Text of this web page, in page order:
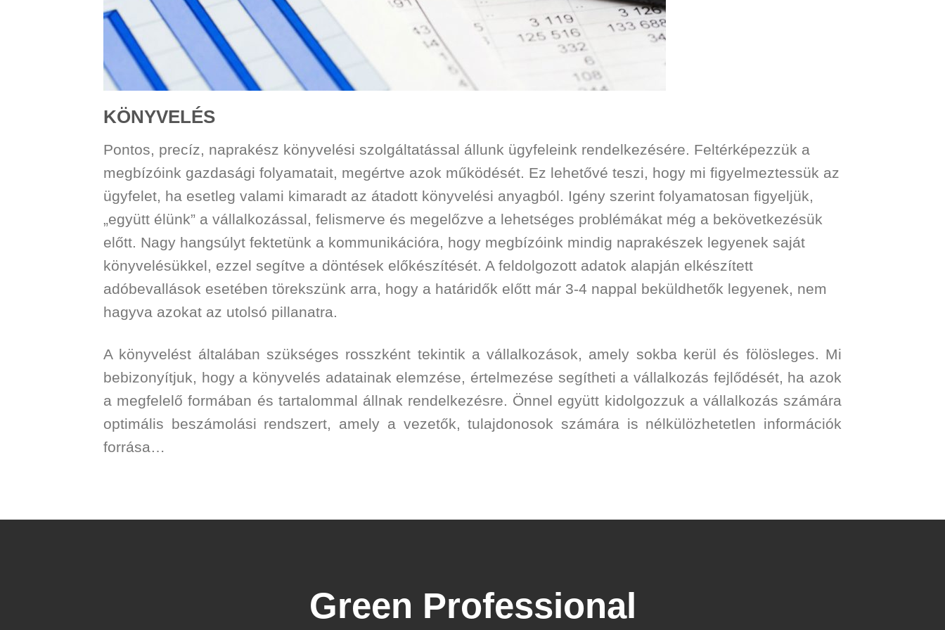
KÖNYVELÉS
Pontos, precíz, naprakész könyvelési szolgáltatással állunk ügyfeleink rendelkezésére. Feltérképezzük a
megbízóink gazdasági folyamatait, megértve azok működését. Ez lehetővé teszi, hogy mi figyelmeztessük az
ügyfelet, ha esetleg valami kimaradt az átadott könyvelési anyagból. Igény szerint folyamatosan figyeljük,
„együtt élünk” a vállalkozással, felismerve és megelőzve a lehetséges problémákat még a bekövetkezésük
előtt. Nagy hangsúlyt fektetünk a kommunikációra, hogy megbízóink mindig naprakészek legyenek saját
könyvelésükkel, ezzel segítve a döntések előkészítését. A feldolgozott adatok alapján elkészített
adóbevallások esetében törekszünk arra, hogy a határidők előtt már 3-4 nappal beküldhetők legyenek, nem
hagyva azokat az utolsó pillanatra.
A könyvelést általában szükséges rosszként tekintik a vállalkozások, amely sokba kerül és fölösleges. Mi
bebizonyítjuk, hogy a könyvelés adatainak elemzése, értelmezése segítheti a vállalkozás fejlődését, ha azok
a megfelelő formában és tartalommal állnak rendelkezésre. Önnel együtt kidolgozzuk a vállalkozás számára
optimális beszámolási rendszert, amely a vezetők, tulajdonosok számára is nélkülözhetetlen információk
forrása…
Green Professional